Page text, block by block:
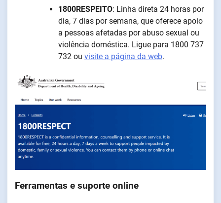
1800RESPEITO: Linha direta 24 horas por
dia, 7 dias por semana, que oferece apoio
a pessoas afetadas por abuso sexual ou
violência doméstica. Ligue para 1800 737
732 ou visite a página da web.
Ferramentas e suporte online